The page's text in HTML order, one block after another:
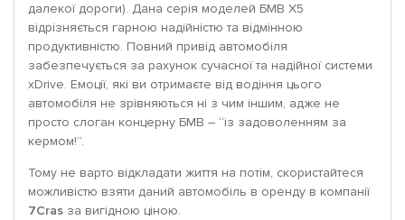
далекої дороги). Дана серія моделей БМВ X5
відрізняється гарною надійністю та відмінною
продуктивністю. Повний привід автомобіля
забезпечується за рахунок сучасної та надійної системи
xDrive. Емоції, які ви отримаєте від водіння цього
автомобіля не зрівняються ні з чим іншим, адже не
просто слоган концерну БМВ – “із задоволенням за
кермом!”.
Тому не варто відкладати життя на потім, скористайтеся
можливістю взяти даний автомобіль в оренду в компанії
7Cras за вигідною ціною.